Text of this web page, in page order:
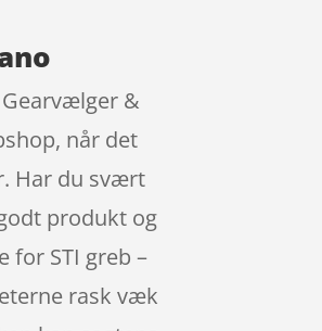
&
når det
Har du svært
produkt og
for STI greb –
rask væk